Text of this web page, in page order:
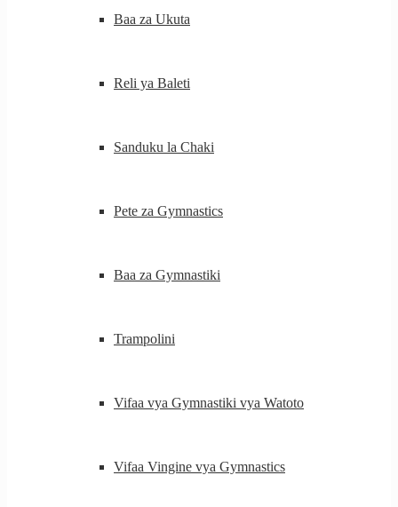
Baa za Ukuta
Reli ya Baleti
Sanduku la Chaki
Pete za Gymnastics
Baa za Gymnastiki
Trampolini
Vifaa vya Gymnastiki vya Watoto
Vifaa Vingine vya Gymnastics